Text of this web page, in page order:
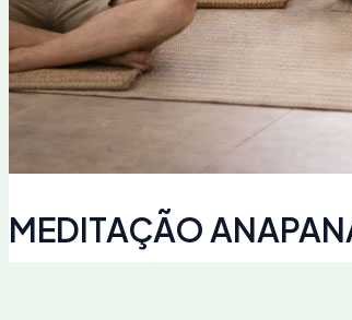
MEDITAÇÃO